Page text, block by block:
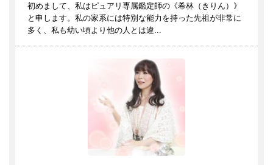
初めまして、私はピュアリ専属鑑定師の《希林（きりん）》
と申します。私の家系には特別な能力を持った先祖が非常に
多く、私も幼い頃より他の人とは違...